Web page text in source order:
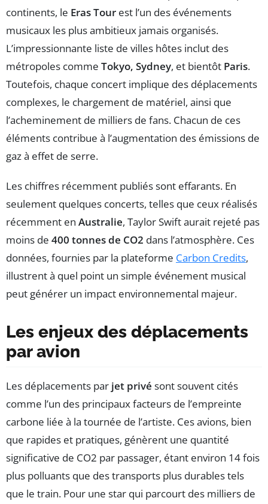
continents, le Eras Tour est l’un des événements
musicaux les plus ambitieux jamais organisés.
L’impressionnante liste de villes hôtes inclut des
métropoles comme Tokyo, Sydney, et bientôt Paris.
Toutefois, chaque concert implique des déplacements
complexes, le chargement de matériel, ainsi que
l’acheminement de milliers de fans. Chacun de ces
éléments contribue à l’augmentation des émissions de
gaz à effet de serre.
Les chiffres récemment publiés sont effarants. En
seulement quelques concerts, telles que ceux réalisés
récemment en Australie, Taylor Swift aurait rejeté pas
moins de 400 tonnes de CO2 dans l’atmosphère. Ces
données, fournies par la plateforme Carbon Credits,
illustrent à quel point un simple événement musical
peut générer un impact environnemental majeur.
Les enjeux des déplacements
par avion
Les déplacements par jet privé sont souvent cités
comme l’un des principaux facteurs de l’empreinte
carbone liée à la tournée de l’artiste. Ces avions, bien
que rapides et pratiques, génèrent une quantité
significative de CO2 par passager, étant environ 14 fois
plus polluants que des transports plus durables tels
que le train. Pour une star qui parcourt des milliers de